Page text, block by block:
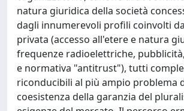
natura giuridica della società
dagli innumerevoli profili coinvolti
privata (accesso all'etere e natura
frequenze radioelettriche,
e normativa "antitrust"), tutti
riconducibili al più ampio problema
coesistenza della garanzia del